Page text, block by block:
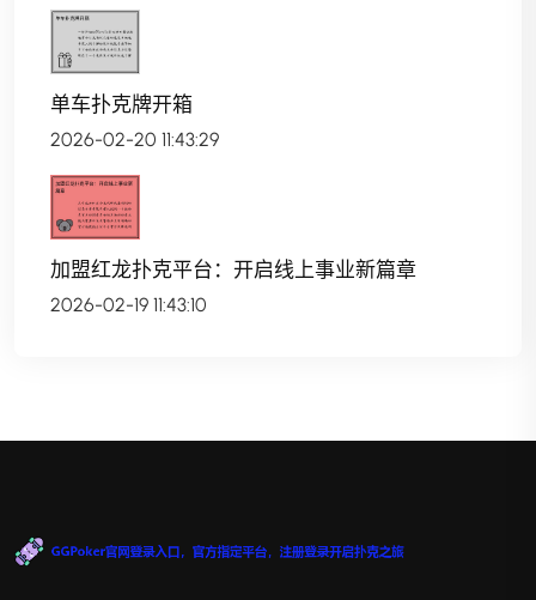
单车扑克牌开箱
2026-02-20 11:43:29
加盟红龙扑克平台：开启线上事业新篇章
2026-02-19 11:43:10